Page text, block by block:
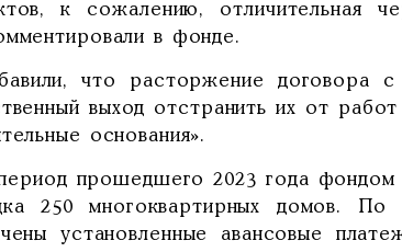
к сожалению, отличительная
в фонде.
что расторжение договора с
выход отстранить их от
основания».
прошедшего 2023 года фондом
250 многоквартирных домов.
установленные авансовые